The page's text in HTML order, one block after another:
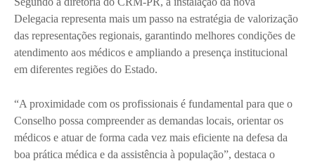
Delegacia representa mais um passo na estratégia de valorização
das representações regionais, garantindo melhores condições de
atendimento aos médicos e ampliando a presença institucional
em diferentes regiões do Estado.
“A proximidade com os profissionais é fundamental para que o
Conselho possa compreender as demandas locais, orientar os
médicos e atuar de forma cada vez mais eficiente na defesa da
boa prática médica e da assistência à população”, destaca o